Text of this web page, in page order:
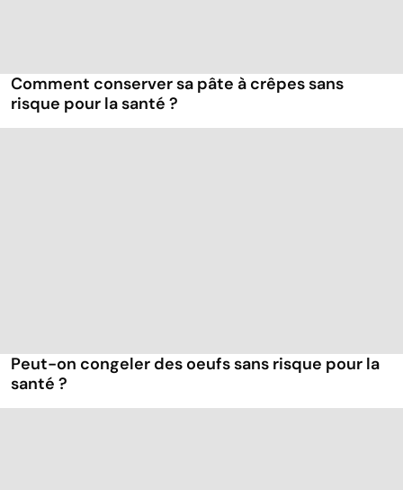
Comment conserver sa pâte à crêpes sans
risque pour la santé ?
Peut-on congeler des oeufs sans risque pour la
santé ?